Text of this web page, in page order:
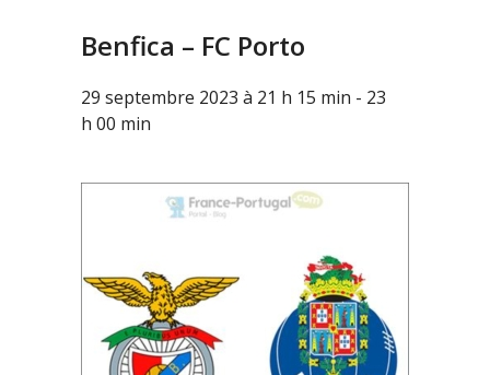
Benfica – FC Porto
29 septembre 2023 à 21 h 15 min - 23
h 00 min